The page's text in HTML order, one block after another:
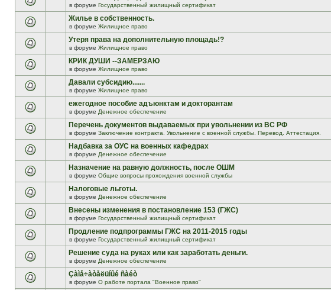
в форуме Государственный жилищный сертификат
Жилье в собственность.
в форуме Жилищное право
Утеря права на дополнительную площадь!?
в форуме Жилищное право
КРИК ДУШИ --ЗАМЕРЗАЮ
в форуме Жилищное право
Давали субсидию.......
в форуме Жилищное право
ежегодное пособие адъюнктам и докторантам
в форуме Денежное обеспечение
Перечень документов выдаваемых при увольнении из ВС РФ
в форуме Заключение контракта. Увольнение с военной службы. Перевод. Аттестация.
Надбавка за ОУС на военных кафедрах
в форуме Денежное обеспечение
Назначение на равную должность, после ОШМ
в форуме Общие вопросы прохождения военной службы
Налоговые льготы.
в форуме Денежное обеспечение
Внесены изменения в постановление 153 (ГЖС)
в форуме Государственный жилищный сертификат
Продление подпрограммы ГЖС на 2011-2015 годы
в форуме Государственный жилищный сертификат
Решение суда на руках или как заработать деньги.
в форуме Денежное обеспечение
Çàìå÷àòåëüíûé ñàéò
в форуме О работе портала "Военное право"